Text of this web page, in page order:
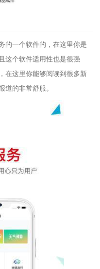
的一个软件的，在这里你是
这个软件适用性也是很强
在这里你能够阅读到很多新
道的非常舒服。